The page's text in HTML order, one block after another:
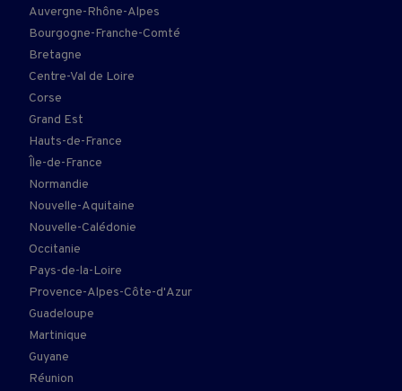
Auvergne-Rhône-Alpes
Bourgogne-Franche-Comté
Bretagne
Centre-Val de Loire
Corse
Grand Est
Hauts-de-France
Île-de-France
Normandie
Nouvelle-Aquitaine
Nouvelle-Calédonie
Occitanie
Pays-de-la-Loire
Provence-Alpes-Côte-d'Azur
Guadeloupe
Martinique
Guyane
Réunion